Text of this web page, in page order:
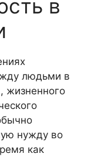
в
людьми в
жизненного
нужду во
как